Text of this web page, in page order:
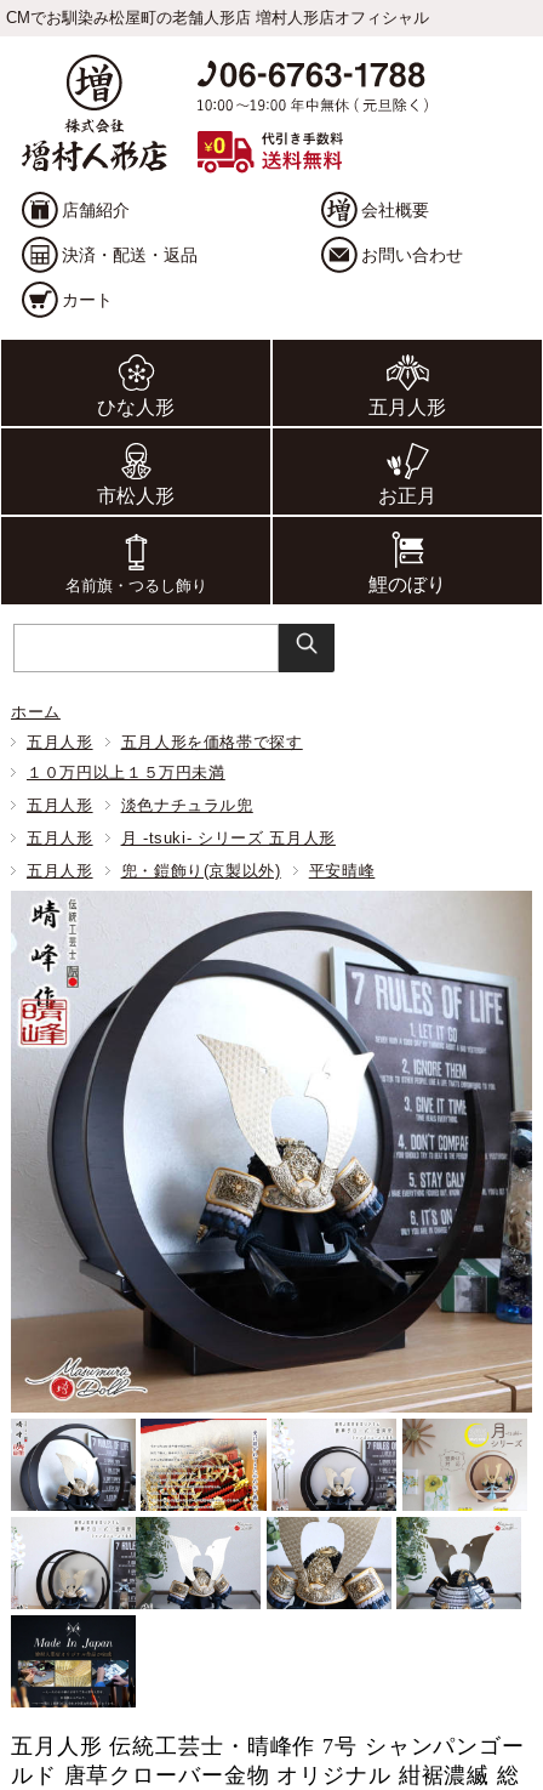
CMでお馴染み松屋町の老舗人形店 増村人形店オフィシャル
店舗紹介 会社概要
決済・配送・返品 お問い合わせ
カート
ひな人形 五月人形
市松人形 お正月
名前旗・つるし飾り 鯉のぼり
ホーム
五月人形
五月人形を価格帯で探す
１０万円以上１５万円未満
五月人形
淡色ナチュラル兜
五月人形
月 -tsuki- シリーズ 五月人形
五月人形
兜・鎧飾り(京製以外) 平安晴峰
五月人形 伝統工芸士・晴峰作 7号 シャンパンゴー
ルド 唐草クローバー金物 オリジナル 紺裾濃縅 総